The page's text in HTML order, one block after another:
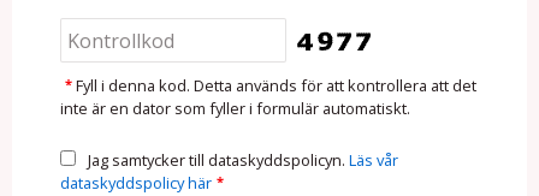
* Fyll i denna kod. Detta används för att kontrollera att det
inte är en dator som fyller i formulär automatiskt.
Jag samtycker till dataskyddspolicyn. Läs vår
dataskyddspolicy här *